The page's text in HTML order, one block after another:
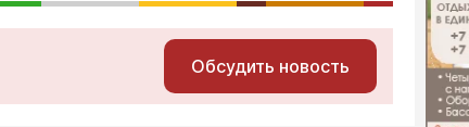
Обсудить новость